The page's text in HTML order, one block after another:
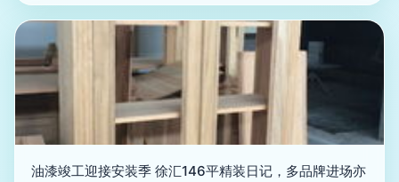
油漆竣工迎接安装季 徐汇146平精装日记，多品牌进场亦